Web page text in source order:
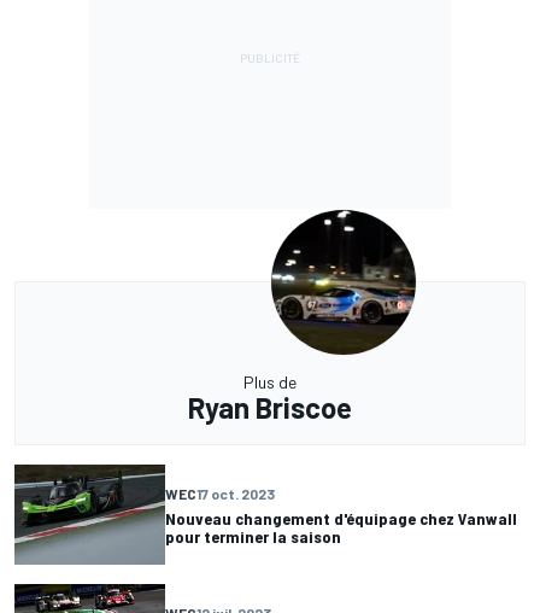
Plus de
Ryan Briscoe
WEC17 oct. 2023
Nouveau changement d'équipage chez Vanwall
pour terminer la saison